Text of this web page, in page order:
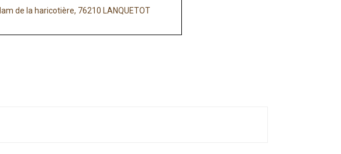
de la haricotière, 76210 LANQUETOT